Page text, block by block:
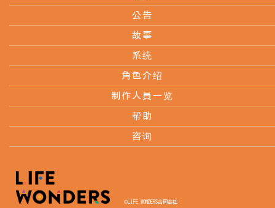
公告
故事
系统
角色介绍
制作人員一览
帮助
咨询
©LIFE WONDERS合同会社